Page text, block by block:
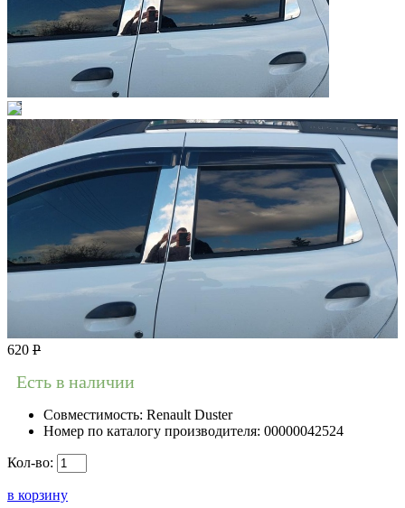
620 Р
Есть в наличии
Совместимость: Renault Duster
Номер по каталогу производителя: 00000042524
Кол-во:
в корзину